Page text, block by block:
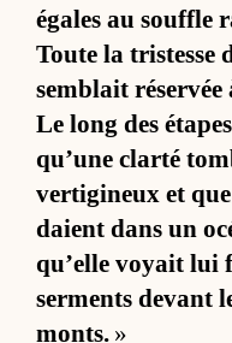
égales au souffle
Toute la tris­tesse
sem­blait
Le long des
qu’une clarté
ver­ti­gi­neux et
daient dans un
qu’elle voyait lui
ser­ments de­vant
monts. »